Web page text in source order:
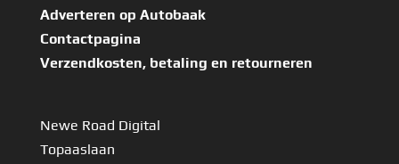
Adverteren op Autobaak
Contactpagina
Verzendkosten, betaling en retourneren
Newe Road Digital
Topaaslaan